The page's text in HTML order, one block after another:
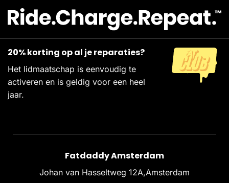
20% korting op al je reparaties?
Het lidmaatschap is eenvoudig te
activeren en is geldig voor een heel
jaar.
Fatdaddy Amsterdam
Johan van Hasseltweg 12A,Amsterdam